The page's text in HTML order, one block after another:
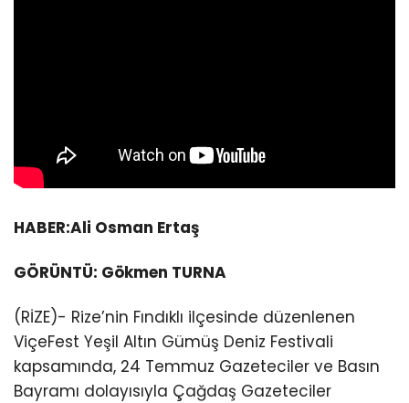
HABER:Ali Osman Ertaş
GÖRÜNTÜ: Gökmen TURNA
(RİZE)- Rize’nin Fındıklı ilçesinde düzenlenen
ViçeFest Yeşil Altın Gümüş Deniz Festivali
kapsamında, 24 Temmuz Gazeteciler ve Basın
Bayramı dolayısıyla Çağdaş Gazeteciler